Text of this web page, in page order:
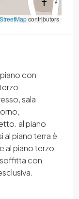
contributors
con
sala
al piano
al piano terra è
al piano terzo
con